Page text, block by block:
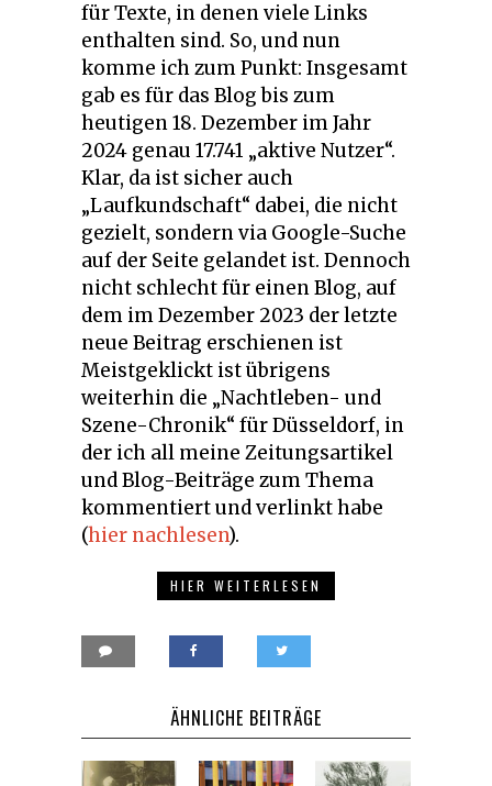
für Texte, in denen viele Links
enthalten sind. So, und nun
komme ich zum Punkt: Insgesamt
gab es für das Blog bis zum
heutigen 18. Dezember im Jahr
2024 genau 17.741 „aktive Nutzer“.
Klar, da ist sicher auch
„Laufkundschaft“ dabei, die nicht
gezielt, sondern via Google-Suche
auf der Seite gelandet ist. Dennoch
nicht schlecht für einen Blog, auf
dem im Dezember 2023 der letzte
neue Beitrag erschienen ist
Meistgeklickt ist übrigens
weiterhin die „Nachtleben- und
Szene-Chronik“ für Düsseldorf, in
der ich all meine Zeitungsartikel
und Blog-Beiträge zum Thema
kommentiert und verlinkt habe
(hier nachlesen).
HIER WEITERLESEN
ÄHNLICHE BEITRÄGE